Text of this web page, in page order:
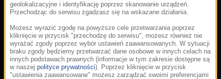
geolokalizacyjne i identyfikację poprzez skanowanie urządzeń.
Przechodząc do serwisu zgadzasz się na wskazane działania.
Możesz wyrazić zgodę na powyższe cele przetwarzania poprzez
kliknięcie w przycisk "przechodzę do serwisu", możesz również nie
wyrażać zgody poprzez wybór ustawień zaawansowanych. W sytuacji
braku zgody będziemy przetwarzać dane osobowe w innych celach na
innych podstawach prawnych (informacje w tym zakresie dostępne są
w naszej polityce prywatności). Poprzez kliknięcie w przycisk
"ustawienia zaawansowane" możesz zarządzać swoimi preferencjami